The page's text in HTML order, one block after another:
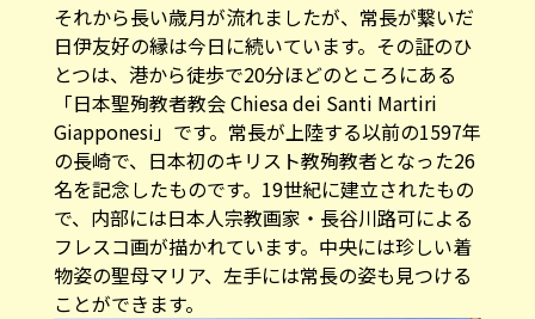
それから長い歳月が流れましたが、常長が繋いだ
日伊友好の縁は今日に続いています。その証のひ
とつは、港から徒歩で20分ほどのところにある
「日本聖殉教者教会 Chiesa dei Santi Martiri
Giapponesi」です。常長が上陸する以前の1597年
の長崎で、日本初のキリスト教殉教者となった26
名を記念したものです。19世紀に建立されたもの
で、内部には日本人宗教画家・長谷川路可による
フレスコ画が描かれています。中央には珍しい着
物姿の聖母マリア、左手には常長の姿も見つける
ことができます。